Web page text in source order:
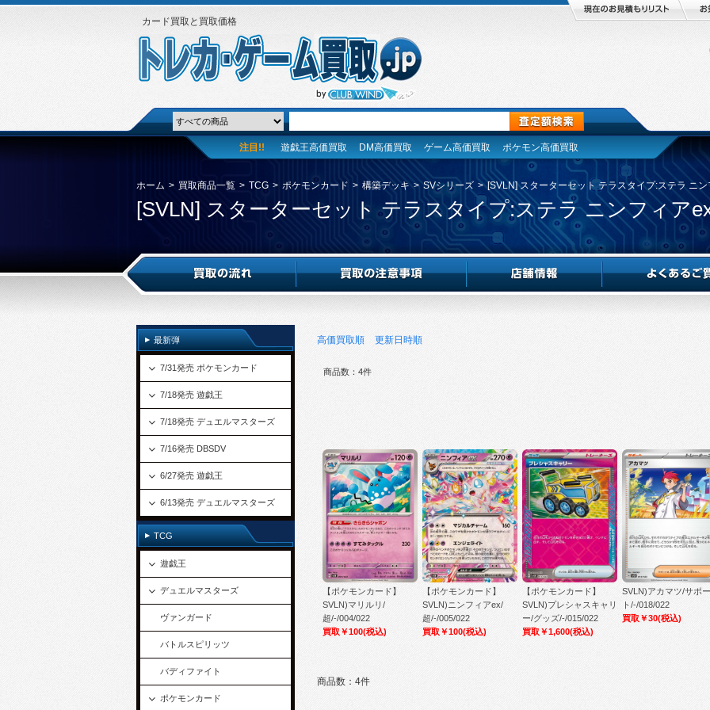
カード買取と買取価格
注目!! 遊戯王高価買取 DM高価買取 ゲーム高価買取 ポケモン高価買取
ホーム > 買取商品一覧 > TCG > ポケモンカード > 構築デッキ > SVシリーズ > [SVLN] スターターセット テラスタイプ:ステラ ニ
[SVLN] スターターセット テラスタイプ:ステラ ニンフィア
高価買取順 更新日時順
商品数：4件
【ポケモンカード】
SVLN)マリルリ/
超/-/004/022
買取￥100(税込)
【ポケモンカード】
SVLN)ニンフィアex/
超/-/005/022
買取￥100(税込)
【ポケモンカード】
SVLN)プレシャスキャリ
ー/グッズ/-/015/022
買取￥1,600(税込)
SVLN)アカマツ/サポー
ト/-/018/022
買取￥30(税込)
商品数：4件
最新弾
7/31発売 ポケモンカード
7/18発売 遊戯王
7/18発売 デュエルマスターズ
7/16発売 DBSDV
6/27発売 遊戯王
6/13発売 デュエルマスターズ
TCG
遊戯王
デュエルマスターズ
ヴァンガード
バトルスピリッツ
バディファイト
ポケモンカード